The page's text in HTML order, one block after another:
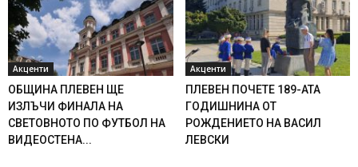
Акценти
ОБЩИНА ПЛЕВЕН ЩЕ
ИЗЛЪЧИ ФИНАЛА НА
СВЕТОВНОТО ПО ФУТБОЛ НА
ВИДЕОСТЕНА...
Акценти
ПЛЕВЕН ПОЧЕТЕ 189-АТА
ГОДИШНИНА ОТ
РОЖДЕНИЕТО НА ВАСИЛ
ЛЕВСКИ